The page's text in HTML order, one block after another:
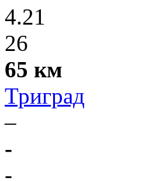
4.21
26
65 км
Триград
–
-
-